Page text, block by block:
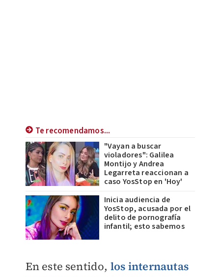
Te recomendamos...
"Vayan a buscar
violadores": Galilea
Montijo y Andrea
Legarreta reaccionan a
caso YosStop en 'Hoy'
Inicia audiencia de
YosStop, acusada por el
delito de pornografía
infantil; esto sabemos
En este sentido, los internautas